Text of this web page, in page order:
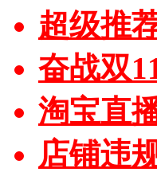
超级推
奋战双
淘宝直
店铺违